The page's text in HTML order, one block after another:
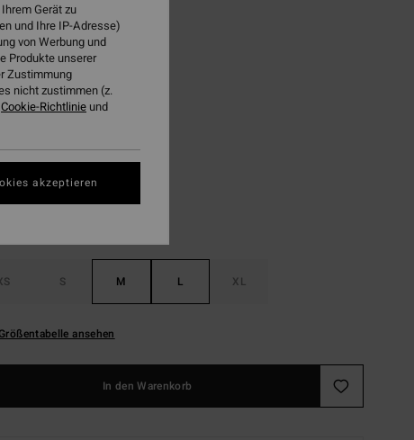
€
40%
€
RABATT EXTRA 25%
S M L XL
ansehen
In den Warenkorb
Gerät zu
und Ihre IP-Adresse)
von Werbung und
Produkte unserer
Zustimmung
nicht zustimmen (z.
Cookie-Richtlinie und
akzeptieren